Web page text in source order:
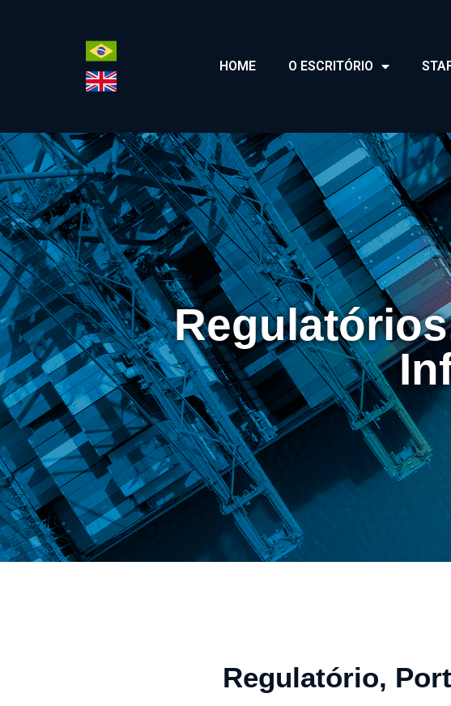
HOME O ESCRITÓRIO
Regulatório,